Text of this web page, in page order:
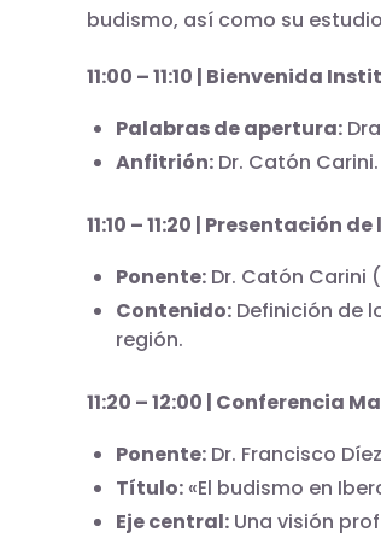
budismo, así como su
11:00 – 11:10 | Bienvenida
Palabras de apertura:
Anfitrión: Dr. Catón Carini.
11:10 – 11:20 | Presentación de
Ponente: Dr. Catón Carini
Contenido: Definición de
región.
11:20 – 12:00 | Conferencia
Ponente: Dr. Francisco
Título: «El budismo en
Eje central: Una visión